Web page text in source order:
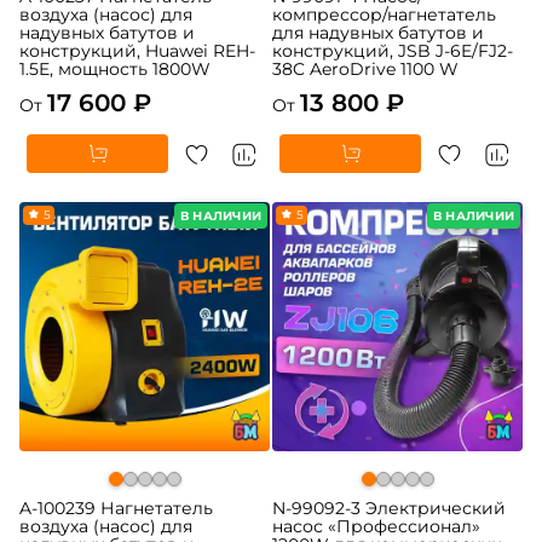
воздуха (насос) для
надувных батутов и
конструкций, Huawei REH-
1.5E, мощность 1800W
От 17 600 ₽
компрессор/нагнетатель
для надувных батутов и
конструкций, JSB J-6E/FJ2-
38C AeroDrive 1100 W
От 13 800 ₽
В НАЛИЧИИ
5
A-100239 Нагнетатель
воздуха (насос) для
В НАЛИЧИИ
5
N-99092-3 Электрический
насос «Профессионал»